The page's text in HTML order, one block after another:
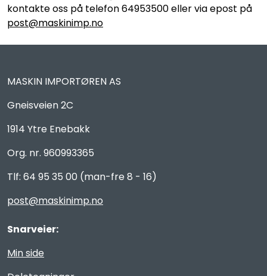
kontakte oss på telefon 64953500 eller via epost på
post@maskinimp.no
MASKIN IMPORTØREN AS
Gneisveien 2C
1914 Ytre Enebakk
Org. nr. 960993365
Tlf: 64 95 35 00 (man-fre 8 - 16)
post@maskinimp.no
Snarveier:
Min side